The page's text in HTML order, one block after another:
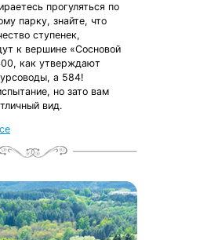
прогуляться по
парку, знайте, что
ступенек,
к вершине «Сосновой
как утверждают
а 584!
но зато вам
вид.